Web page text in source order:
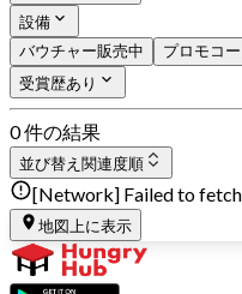
設備
バウチャー販売中
プロモコ
受賞歴あり
0 件の結果
並び替え 関連度順
[Network] Failed to fetch
地図上に表示